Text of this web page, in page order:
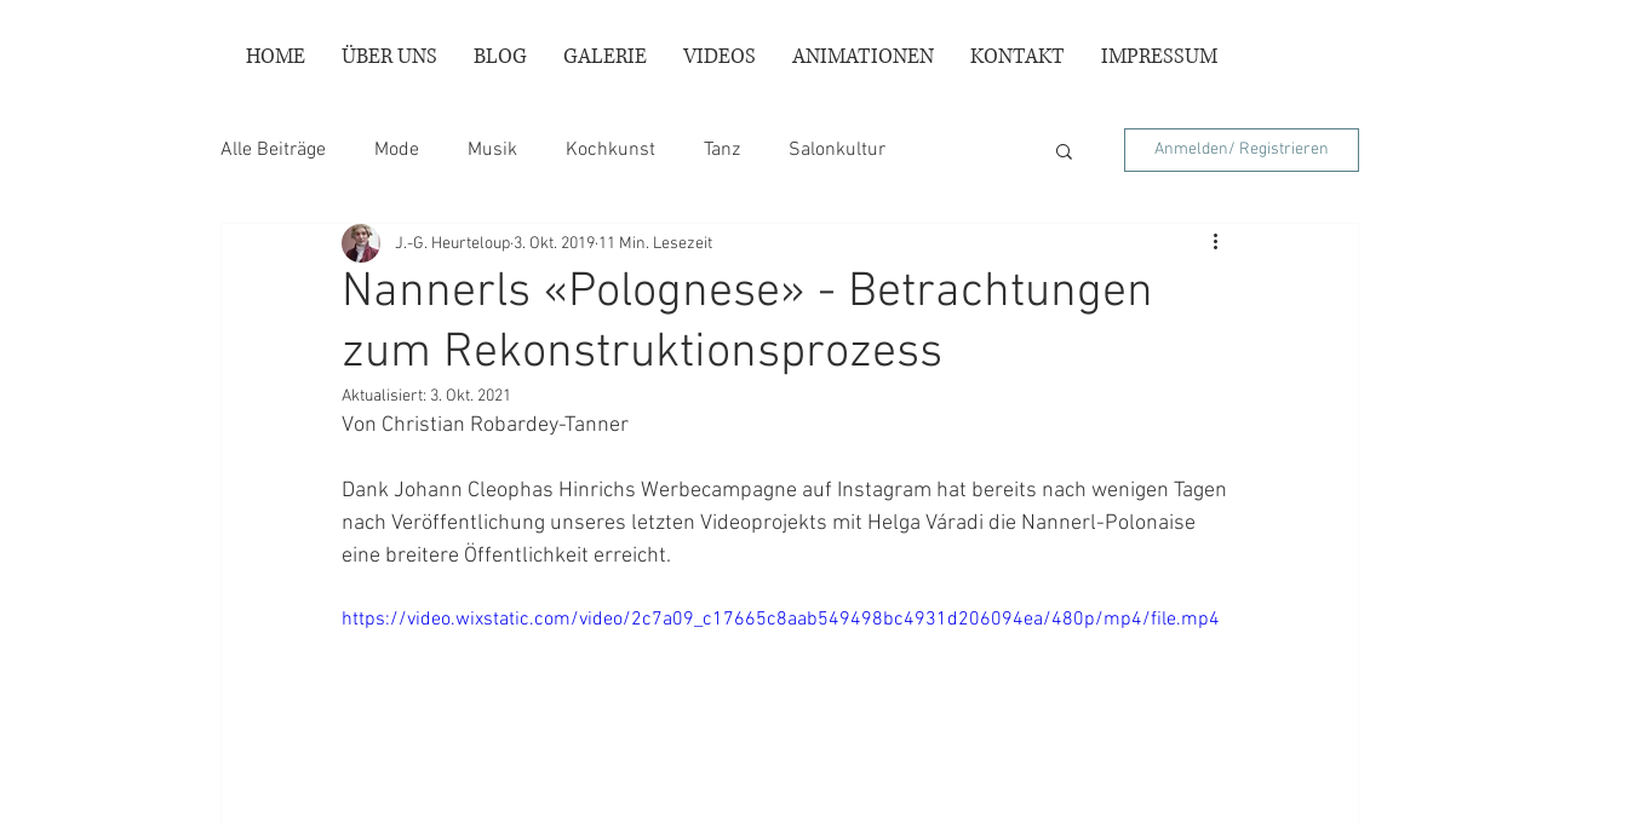
HOME ÜBER UNS BLOG GALERIE VIDEOS ANIMATIONEN KONTAKT IMPRESSUM
Alle Beiträge Mode Musik Kochkunst Tanz Salonkultur Anmelden/ Registrieren
Nannerls «Polognese» - Betrachtungen
zum Rekonstruktionsprozess
J.-G. Heurteloup 3. Okt. 2019 11 Min. Lesezeit
Aktualisiert: 3. Okt. 2021
Von Christian Robardey-Tanner
Dank Johann Cleophas Hinrichs Werbecampagne auf Instagram hat bereits nach wenigen Tagen
nach Veröffentlichung unseres letzten Videoprojekts mit Helga Váradi die Nannerl-Polonaise
eine breitere Öffentlichkeit erreicht.
https://video.wixstatic.com/video/2c7a09_c17665c8aab549498bc4931d206094ea/480p/mp4/file.mp4